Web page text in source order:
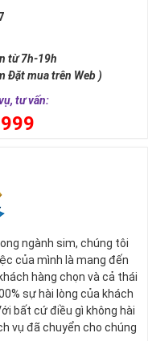
tẩm, vua chúa tiêu biểu
quý nhất trong tất cả
mạnh, sự kiêu hãnh
từ 7h-19h
Đặt mua trên Web )
tư vấn:
ngành sim, chúng tôi
của mình là mang đến
hàng chọn và cả thái
sự hài lòng của khách
bất cứ điều gì không hài
vụ đã chuyển cho chúng